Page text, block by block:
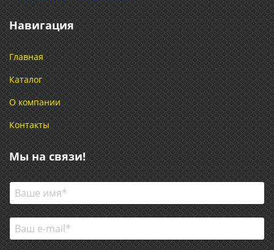
Навигация
Главная
Каталог
О компании
Контакты
Мы на связи!